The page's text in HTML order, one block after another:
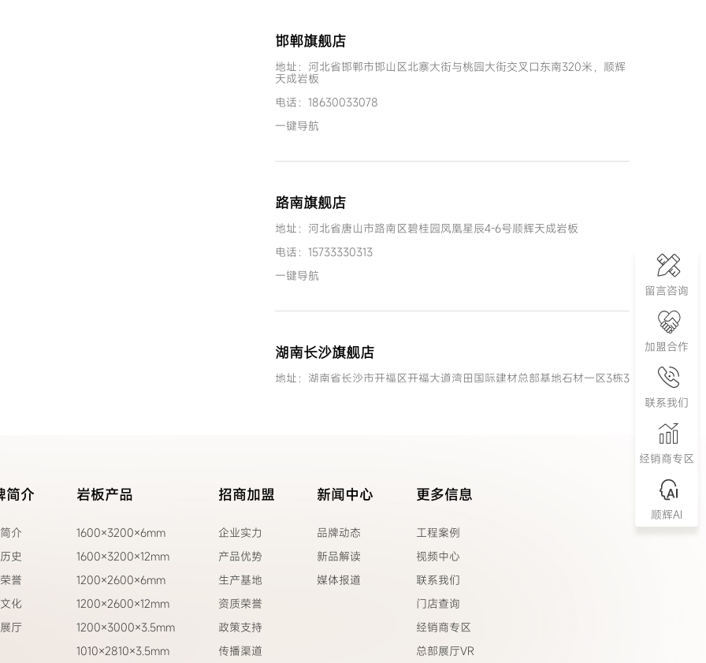
邯郸旗舰店
地址：河北省邯郸市邯山区北寨大街与桃园大街交叉口东南320米，顺辉
天成岩板
电话：18630033078
一键导航
路南旗舰店
地址：河北省唐山市路南区碧桂园凤凰星辰4-6号顺辉天成岩板
电话：15733330313
一键导航
湖南长沙旗舰店
地址：湖南省长沙市开福区开福大道湾田国际建材总部基地石材一区3栋3
地址：湖南省怀化市鹤城区河西西南陶瓷城B区1-4号
一键导航
简介
介
史
誉
化
厅
岩板产品
1600×3200×6mm
1600×3200×12mm
1200×2600×6mm
1200×2600×12mm
1200×3000×3.5mm
1010×2810×3.5mm
招商加盟
企业实力
产品优势
生产基地
资质荣誉
政策支持
传播渠道
新闻中心
品牌动态
新品解读
媒体报道
更多信息
工程案例
视频中心
联系我们
门店查询
经销商专区
总部展厅VR
留言咨询
加盟合作
联系我们
经销商专区
顺辉AI